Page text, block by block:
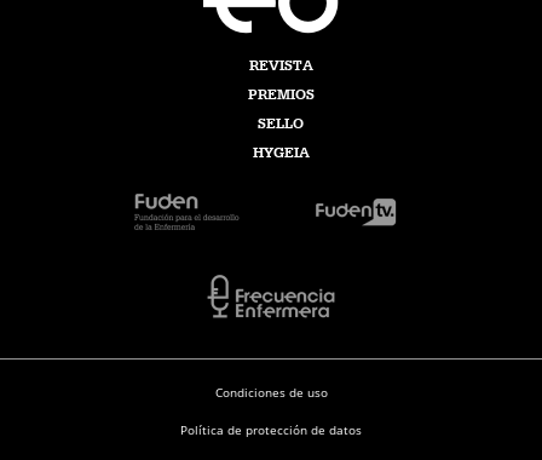
REVISTA
PREMIOS
SELLO
HYGEIA
Condiciones de uso
Política de protección de datos